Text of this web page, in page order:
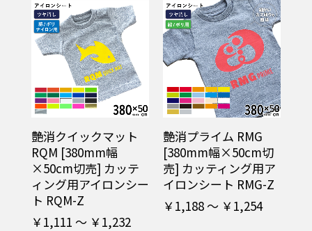
艶消クイックマット
RQM [380mm幅
×50cm切売] カッテ
ィング用アイロンシー
ト RQM-Z
￥1,111 ～ ￥1,232
艶消プライム RMG
[380mm幅×50cm切
売] カッティング用ア
イロンシート RMG-Z
￥1,188 ～ ￥1,254